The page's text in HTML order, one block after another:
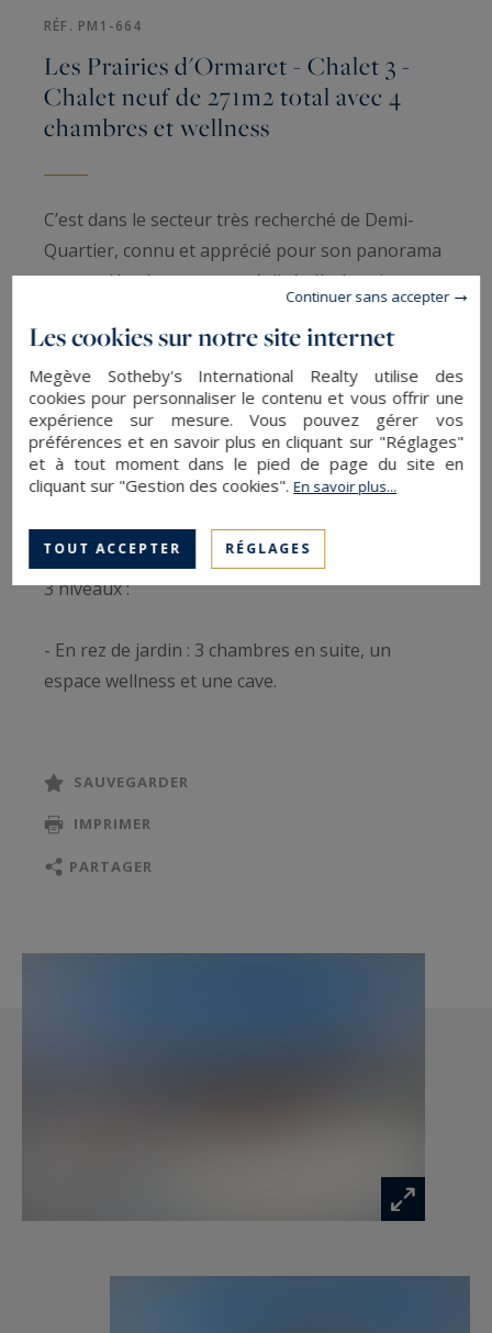
RÉF. PM1-664
Les Prairies d'Ormaret - Chalet 3 -
Chalet neuf de 271m2 total avec 4
chambres et wellness
C’est dans le secteur très recherché de Demi-
Quartier, connu et apprécié pour son panorama
et sa quiétude, que sera réalisé, dès le printemps
2026, le programme neuf des Prairies d’Ormaret.
En tout point du terrain, les vues y sont
splendides avec notamment sa Majesté le Mont-
Blanc qui émerge au-dessus du Mont d’Arbois.
Au total, ce sont 4 chalets commercialisés en
VEFA qui verront prochainement le jour.
Le chalet Prairie d'Ormaret n° 3 est organisé sur
3 niveaux :
- En rez de jardin : 3 chambres en suite, un
espace wellness et une cave.
pièces de vie avec une cuisine ouverte, un espace
de 25 m2 exposée Est à Sud-Ouest.
En complément, un garage pour deux voitures et
- Au R+1 : La chambre Master de 40 m2 avec sa
SAUVEGARDER
IMPRIMER
PARTAGER
Les cookies sur notre site internet
Megève Sotheby's International Realty utilise des
cookies pour personnaliser le contenu et vous offrir une
expérience sur mesure. Vous pouvez gérer vos
préférences et en savoir plus en cliquant sur "Réglages"
et à tout moment dans le pied de page du site en
cliquant sur "Gestion des cookies".En savoir plus...
TOUT ACCEPTER RÉGLAGES
Continuer sans accepter